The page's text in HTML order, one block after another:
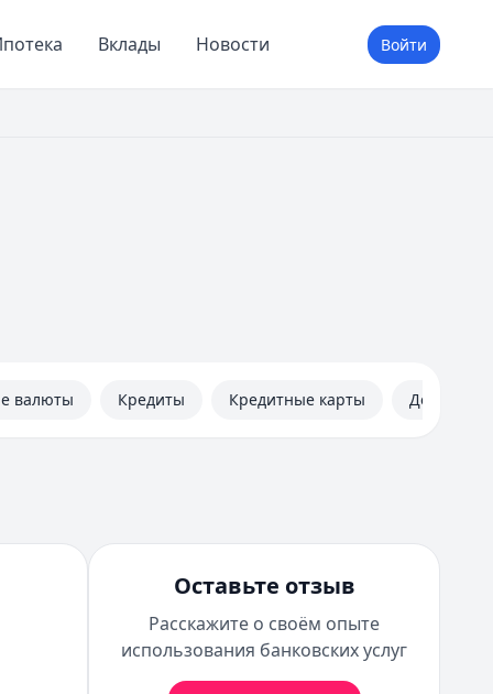
Вклады Новости Войти
валюты Кредиты Кредитные карты
Оставьте отзыв
Расскажите о своём опыте
использования банковских услуг